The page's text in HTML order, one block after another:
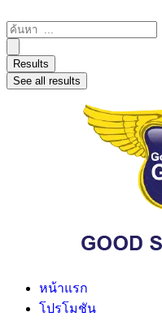
Results
See all results
หน้าแรก
โปรโมชัน